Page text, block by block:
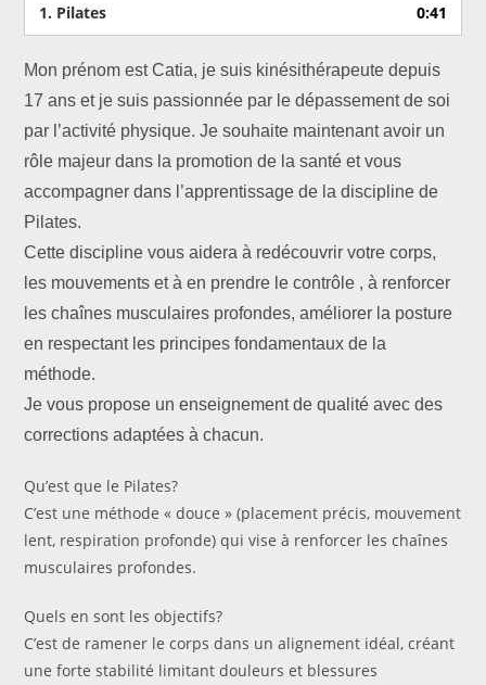
1. Pilates 0:41
Mon prénom est Catia, je suis kinésithérapeute depuis
17 ans et je suis passionnée par le dépassement de soi
par l’activité physique. Je souhaite maintenant avoir un
rôle majeur dans la promotion de la santé et vous
accompagner dans l’apprentissage de la discipline de
Pilates.
Cette discipline vous aidera à redécouvrir votre corps,
les mouvements et à en prendre le contrôle , à renforcer
les chaînes musculaires profondes, améliorer la posture
en respectant les principes fondamentaux de la
méthode.
Je vous propose un enseignement de qualité avec des
corrections adaptées à chacun.
Qu’est que le Pilates?
C’est une méthode « douce » (placement précis, mouvement
lent, respiration profonde) qui vise à renforcer les chaînes
musculaires profondes.
Quels en sont les objectifs?
C’est de ramener le corps dans un alignement idéal, créant
une forte stabilité limitant douleurs et blessures